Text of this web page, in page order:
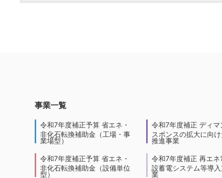
事業一覧
令和7年度補正予算 省エネ・
非化石転換補助金（工場・事
業場型）
令和7年度補正予算 省エネ・
非化石転換補助金（設備単位
型）
令和7年度補正 ディマ
スポンスの拡大に向
推進事業
令和7年度補正 再エネ
設蓄電システム等導
業